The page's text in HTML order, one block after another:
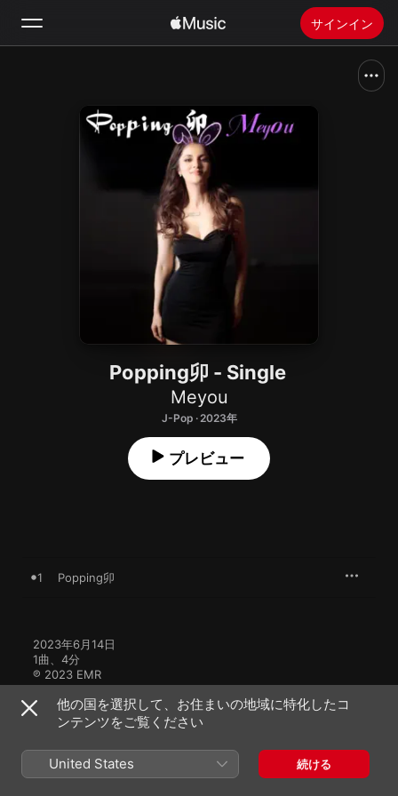
サインイン
Apple Musicをインストール
Popping卯 - Single
Meyou
J-Pop · 2023年
プレビュー
1 Popping卯
2023年6月14日
1曲、4分
℗ 2023 EMR
Meyouのその他の作品
他の国を選択して、お住まいの地域に特化したコ
ンテンツをご覧ください
United States 続ける